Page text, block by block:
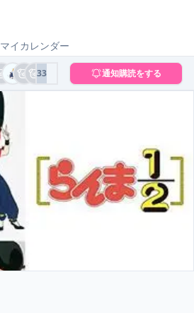
マイカレンダー
33 通知購読をする